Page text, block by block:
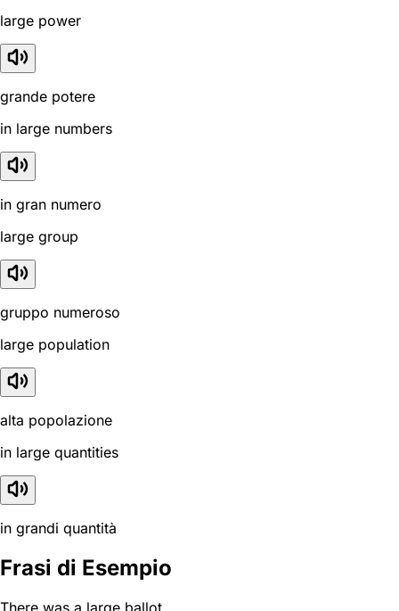
large power
grande potere
in large numbers
in gran numero
large group
gruppo numeroso
large population
alta popolazione
in large quantities
in grandi quantità
Frasi di Esempio